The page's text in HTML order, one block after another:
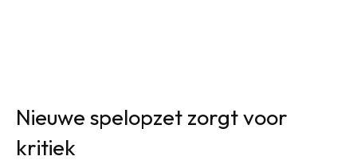
Nieuwe spelopzet zorgt voor
kritiek